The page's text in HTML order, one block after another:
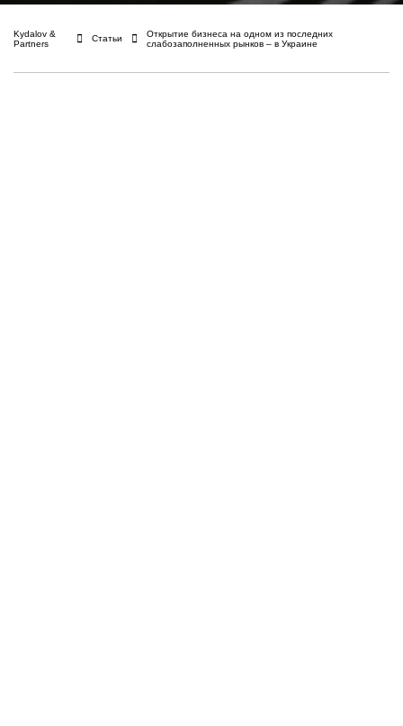
Kydalov &
Partners
Статьи
Открытие бизнеса на одном из последних
слабозаполненных рынков – в Украине